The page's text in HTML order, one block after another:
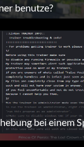
benutze?
bei einem